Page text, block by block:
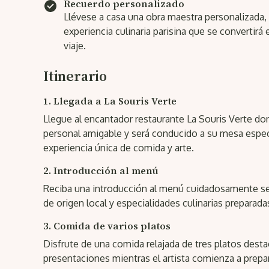
Recuerdo personalizado
Llévese a casa una obra maestra
experiencia culinaria parisina que se convertirá
viaje.
Itinerario
1. Llegada a La Souris Verte
Llegue al encantador restaurante La Souris Verte
personal amigable y será conducido a su mesa
experiencia única de comida y arte.
2. Introducción al menú
Reciba una introducción al menú cuidadosamente
de origen local y especialidades culinarias
3. Comida de varios platos
Disfrute de una comida relajada de tres platos
presentaciones mientras el artista comienza a